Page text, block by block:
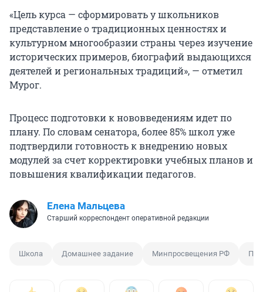
«Цель курса — сформировать у школьников
представление о традиционных ценностях и
культурном многообразии страны через изучение
исторических примеров, биографий выдающихся
деятелей и региональных традиций», — отметил
Мурог.
Процесс подготовки к нововведениям идет по
плану. По словам сенатора, более 85% школ уже
подтвердили готовность к внедрению новых
модулей за счет корректировки учебных планов и
повышения квалификации педагогов.
Елена Мальцева
Старший корреспондент оперативной редакции
Школа Домашнее задание Минпросвещения РФ